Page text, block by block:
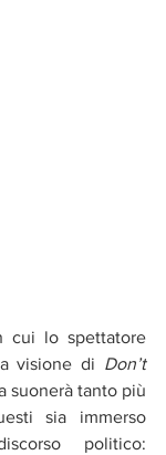
cui lo spettatore
visione di Don’t
suonerà tanto più
sia immerso
politico: